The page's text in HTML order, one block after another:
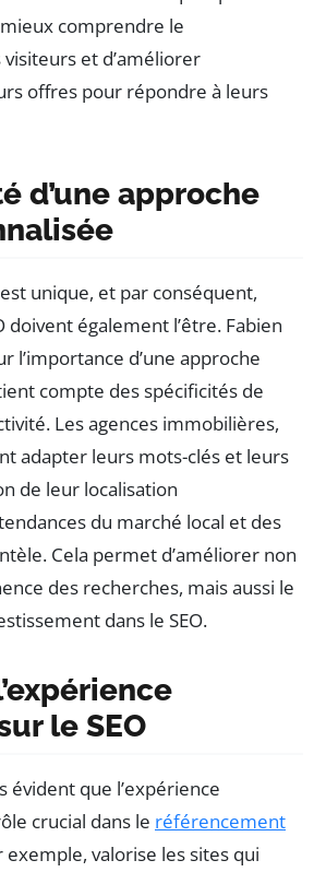
comprendre le
et d’améliorer
offres pour répondre à leurs
d’une approche
unique, et par conséquent,
doivent également l’être. Fabien
l’importance d’une approche
compte des spécificités de
Les agences immobilières,
adapter leurs mots-clés et leurs
de leur localisation
du marché local et des
Cela permet d’améliorer non
des recherches, mais aussi le
dans le SEO.
le SEO
évident que l’expérience
crucial dans le référencement
exemple, valorise les sites qui